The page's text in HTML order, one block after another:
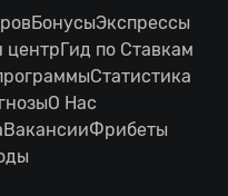
БонусыЭкспрессы
центр Гид по Ставкам
Статистика
О Нас
ВакансииФрибеты